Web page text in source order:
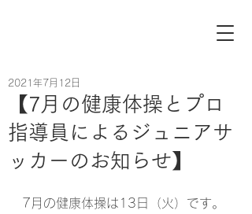
【7月の健康体操とプロ
指導員によるジュニアサ
ッカーのお知らせ】
2021年7月12日
7月の健康体操は13日（火）です。